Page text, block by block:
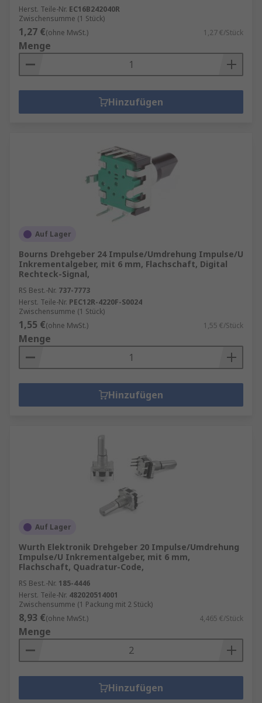
Herst. Teile-Nr. EC16B242040R
Zwischensumme (1 Stück)
1,27 €(ohne MwSt.) 1,27 €/Stück
Menge
Hinzufügen
Auf Lager
Bourns Drehgeber 24 Impulse/Umdrehung Impulse/U
Inkrementalgeber, mit 6 mm, Flachschaft, Digital
Rechteck-Signal,
RS Best.-Nr. 737-7773
Herst. Teile-Nr. PEC12R-4220F-S0024
Zwischensumme (1 Stück)
1,55 €(ohne MwSt.) 1,55 €/Stück
Menge
Hinzufügen
Auf Lager
Wurth Elektronik Drehgeber 20 Impulse/Umdrehung
Impulse/U Inkrementalgeber, mit 6 mm,
Flachschaft, Quadratur-Code,
RS Best.-Nr. 185-4446
Herst. Teile-Nr. 482020514001
Zwischensumme (1 Packung mit 2 Stück)
8,93 €(ohne MwSt.) 4,465 €/Stück
Menge
Hinzufügen